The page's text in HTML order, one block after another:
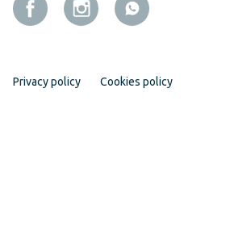
Privacy policy Cookies policy